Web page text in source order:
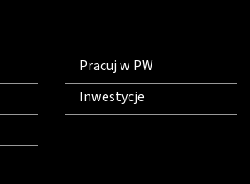
Pracuj w PW
Inwestycje